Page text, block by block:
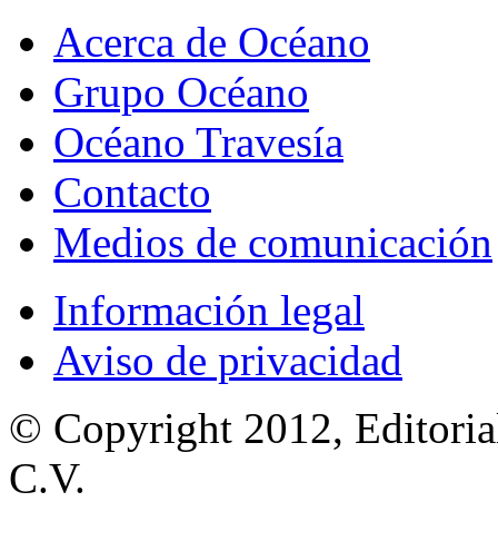
Acerca de Océano
Grupo Océano
Océano Travesía
Contacto
Medios de comunicación
Información legal
Aviso de privacidad
© Copyright 2012,
C.V.